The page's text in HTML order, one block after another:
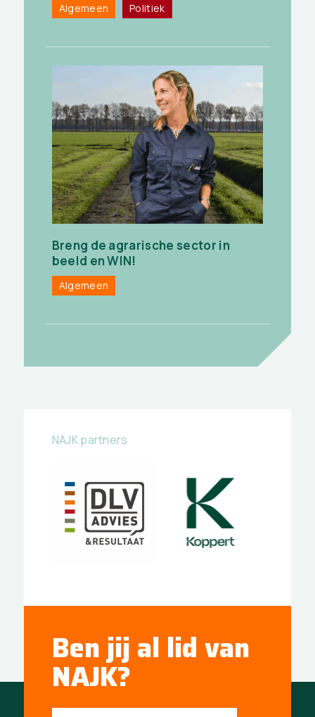
Algemeen Politiek
Breng de agrarische sector in
beeld en WIN!
Algemeen
NAJK partners
Ben jij al lid van
NAJK?